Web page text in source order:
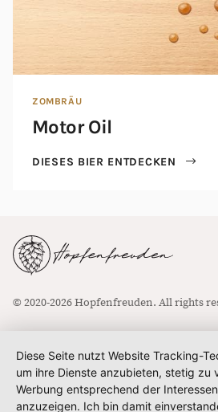
ZOMBRÄU
Motor Oil
DIESES BIER ENTDECKEN
© 2020-2026 Hopfenfreuden. All rights
Diese Seite nutzt Website Tracking-
um ihre Dienste anzubieten, stetig zu
Werbung entsprechend der
anzuzeigen. Ich bin damit